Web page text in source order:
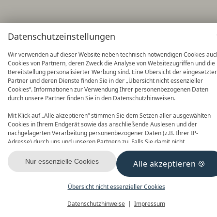
Datenschutzeinstellungen
Wir verwenden auf dieser Website neben technisch notwendigen Cookies
Cookies von Partnern, deren Zweck die Analyse von Websitezugriffen und die
Bereitstellung personalisierter Werbung sind. Eine Übersicht der
Partner und deren Dienste finden Sie in der „Übersicht nicht essenzieller
Cookies“. Informationen zur Verwendung Ihrer personenbezogenen Daten
durch unsere Partner finden Sie in den Datenschutzhinweisen.
Mit Klick auf „Alle akzeptieren“ stimmen Sie dem Setzen aller ausgewählten
Cookies in Ihrem Endgerät sowie das anschließende Auslesen und der
nachgelagerten Verarbeitung personenbezogener Daten (z.B. Ihrer IP-
Adresse) durch uns und unseren Partnern zu. Falls Sie damit nicht
einverstanden sind, klicken Sie bitte auf „Nur essenzielle Cookies“. Eine
individuelle Auswahl können Sie unter „Übersicht nicht essenzieller Cookies“
tätigen. Sie können Ihre Auswahl im Fußbereich dieser Website oder in den
Datenschutzhinweisen jederzeit aufrufen und ändern.
Alle akzeptieren
Nur essenzielle Cookies
Übersicht nicht essenzieller Cookies
Datenschutzhinweise Impressum